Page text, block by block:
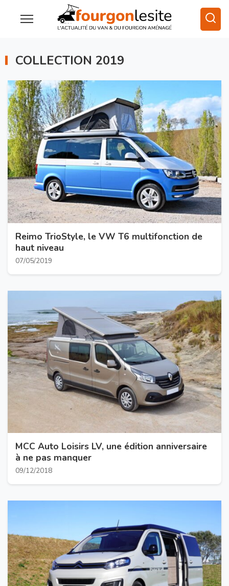
COLLECTION 2019
Reimo TrioStyle, le VW T6 multifonction de
haut niveau
07/05/2019
MCC Auto Loisirs LV, une édition anniversaire
à ne pas manquer
09/12/2018